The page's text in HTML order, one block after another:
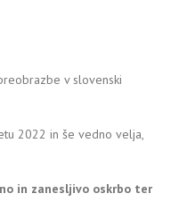
v slovenski
2022 in še vedno velja,
in zanesljivo oskrbo ter